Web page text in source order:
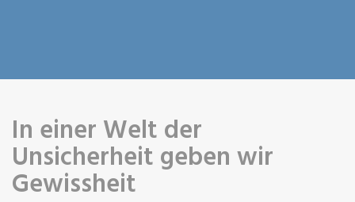
In einer Welt der
Unsicherheit geben wir
Gewissheit